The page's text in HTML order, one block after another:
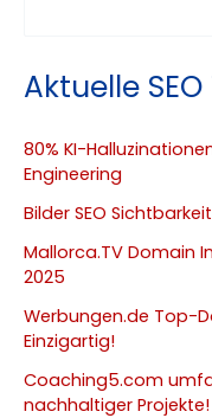
Aktuelle
80% KI-
Engineering
Bilder SEO
Mallorca.TV Domain
2025
Werbungen.de Top-
Einzigartig!
Coaching5.com
nachhaltiger Projekte!